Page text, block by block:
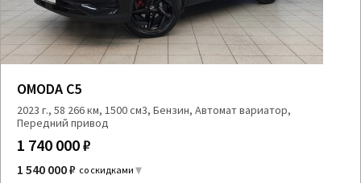
OMODA C5
2023 г., 58 266 км, 1500 см3, Бензин, Автомат вариатор,
Передний привод
1 740 000 ₽
1 540 000 ₽ со скидками